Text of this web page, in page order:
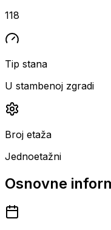
118
Tip stana
U stambenoj zgradi
Broj etaža
Jednoetažni
Osnovne